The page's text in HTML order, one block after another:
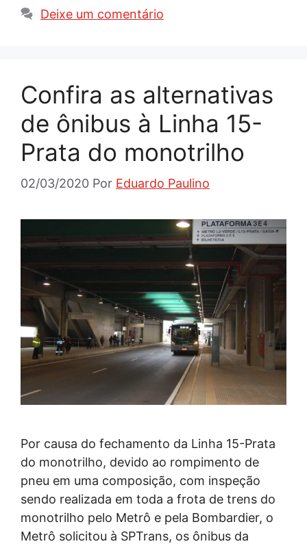
Deixe um comentário
Confira as alternativas
de ônibus à Linha 15-
Prata do monotrilho
02/03/2020 Por Eduardo Paulino
Por causa do fechamento da Linha 15-Prata
do monotrilho, devido ao rompimento de
pneu em uma composição, com inspeção
sendo realizada em toda a frota de trens do
monotrilho pelo Metrô e pela Bombardier, o
Metrô solicitou à SPTrans, os ônibus da